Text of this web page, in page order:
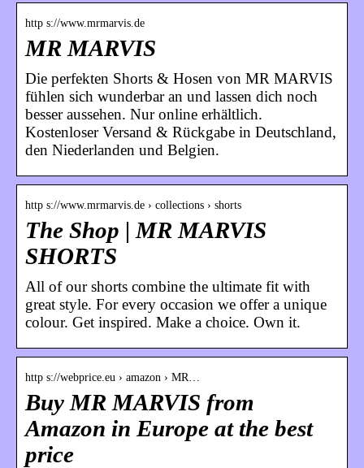
http s://www.mrmarvis.de
MR MARVIS
Die perfekten Shorts & Hosen von MR MARVIS
fühlen sich wunderbar an und lassen dich noch
besser aussehen. Nur online erhältlich.
Kostenloser Versand & Rückgabe in Deutschland,
den Niederlanden und Belgien.
http s://www.mrmarvis.de › collections › shorts
The Shop | MR MARVIS
SHORTS
All of our shorts combine the ultimate fit with
great style. For every occasion we offer a unique
colour. Get inspired. Make a choice. Own it.
http s://webprice.eu › amazon › MR…
Buy MR MARVIS from
Amazon in Europe at the best
price